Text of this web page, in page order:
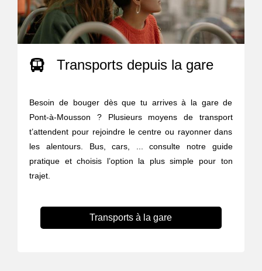
Transports depuis la gare
Besoin de bouger dès que tu arrives à la gare de
Pont-à-Mousson ? Plusieurs moyens de transport
t’attendent pour rejoindre le centre ou rayonner dans
les alentours. Bus, cars, ... consulte notre guide
pratique et choisis l’option la plus simple pour ton
trajet.
Transports à la gare